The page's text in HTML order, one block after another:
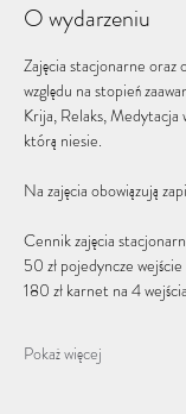
O wydarzeniu
Zajęcia stacjonarne oraz
względu na stopień
Krija, Relaks,
którą niesie.
Na zajęcia obowiązują
Cennik zajęcia
50 zł pojedyncze wejście
180 zł karnet na 4 wejścia
Pokaż więcej